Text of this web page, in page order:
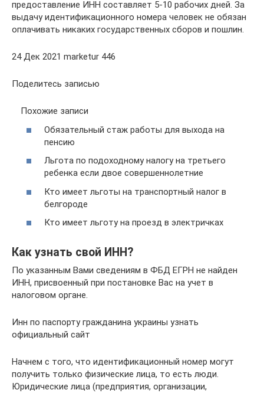
предоставление ИНН составляет 5-10 рабочих дней. За
выдачу идентификационного номера человек не обязан
оплачивать никаких государственных сборов и пошлин.
24 Дек 2021 marketur 446
Поделитесь записью
Похожие записи
Обязательный стаж работы для выхода на
пенсию
Льгота по подоходному налогу на третьего
ребенка если двое совершеннолетние
Кто имеет льготы на транспортный налог в
белгороде
Кто имеет льготу на проезд в электричках
Как узнать свой ИНН?
По указанным Вами сведениям в ФБД ЕГРН не найден
ИНН, присвоенный при постановке Вас на учет в
налоговом органе.
Инн по паспорту гражданина украины узнать
официальный сайт
Начнем с того, что идентификационный номер могут
получить только физические лица, то есть люди.
Юридические лица (предприятия, организации,